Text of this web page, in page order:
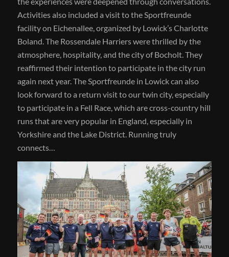
Activities also included a visit to the Sportfreunde
facility on Eichenallee, organized by Lowick’s Charlotte
Boland. The Rossendale Harriers were thrilled by the
atmosphere, hospitality, and the city of Bocholt. They
reaffirmed their intention to participate in the city run
again next year. The Sportfreunde in Lowick can also
look forward to a return visit to our twin city, especially
to participate in a Fell Race, which are cross-country hill
runs that are very popular in England, especially in
Yorkshire and the Lake District. Running truly
connects…